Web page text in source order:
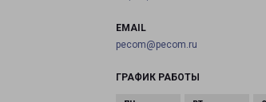
EMAIL
pecom@pecom.ru
ГРАФИК РАБОТЫ